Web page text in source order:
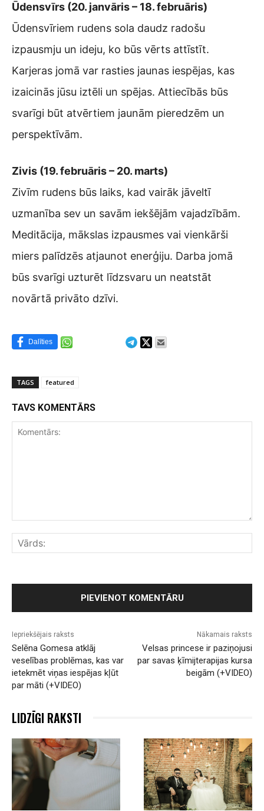
Ūdensvīrs (20. janvāris – 18. februāris)
Ūdensvīriem rudens sola daudz radošu
izpausmju un ideju, ko būs vērts attīstīt.
Karjeras jomā var rasties jaunas iespējas, kas
izaicinās jūsu iztēli un spējas. Attiecībās būs
svarīgi būt atvērtiem jaunām pieredzēm un
perspektīvām.
Zivis (19. februāris – 20. marts)
Zivīm rudens būs laiks, kad vairāk jāveltī
uzmanība sev un savām iekšējām vajadzībām.
Meditācija, mākslas izpausmes vai vienkārši
miers palīdzēs atjaunot enerģiju. Darba jomā
būs svarīgi uzturēt līdzsvaru un neatstāt
novārtā privāto dzīvi.
Dalīties
TAGS featured
TAVS KOMENTĀRS
Iepriekšējais raksts
Selēna Gomesa atklāj
veselības problēmas, kas var
ietekmēt viņas iespējas kļūt
par māti (+VIDEO)
Nākamais raksts
Velsas princese ir paziņojusi
par savas ķīmijterapijas kursa
beigām (+VIDEO)
LIDZĪGI RAKSTI